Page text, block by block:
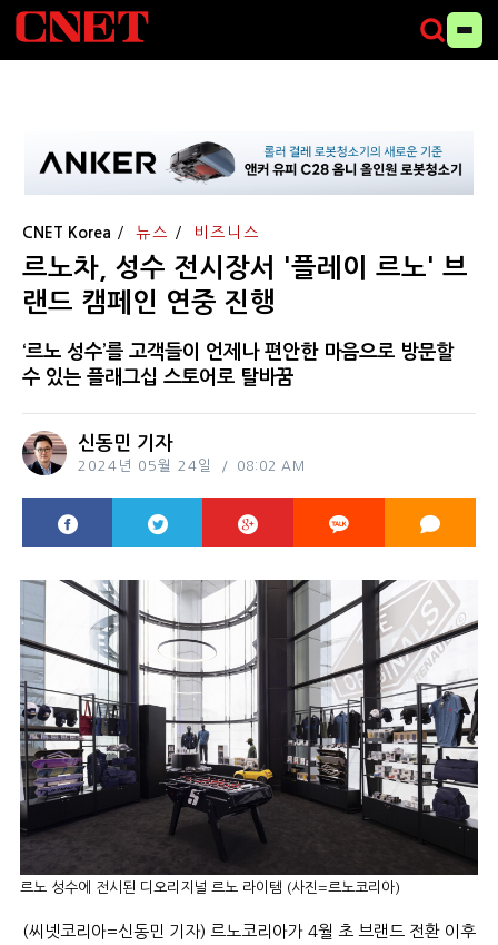
CNET Korea 뉴스 비즈니스
르노차, 성수 전시장서 '플레이 르노' 브
랜드 캠페인 연중 진행
‘르노 성수’를 고객들이 언제나 편안한 마음으로 방문할
수 있는 플래그십 스토어로 탈바꿈
신동민 기자
2024년 05월 24일 08:02 AM
르노 성수에 전시된 디오리지널 르노 라이템 (사진=르노코리아)
(씨넷코리아=신동민 기자) 르노코리아가 4월 초 브랜드 전환 이후